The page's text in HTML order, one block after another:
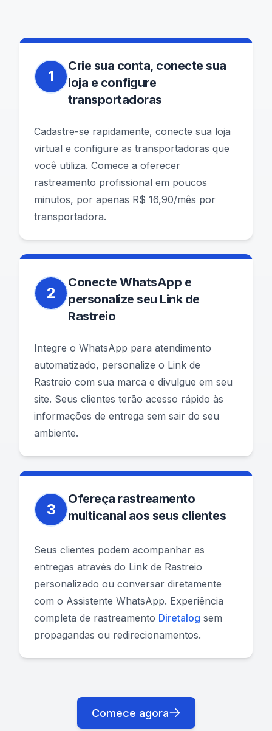
1
Crie sua conta, conecte sua
loja e configure
transportadoras
Cadastre-se rapidamente, conecte sua loja
virtual e configure as transportadoras que
você utiliza. Comece a oferecer
rastreamento profissional em poucos
minutos, por apenas R$ 16,90/mês por
transportadora.
2
Conecte WhatsApp e
personalize seu Link de
Rastreio
Integre o WhatsApp para atendimento
automatizado, personalize o Link de
Rastreio com sua marca e divulgue em seu
site. Seus clientes terão acesso rápido às
informações de entrega sem sair do seu
ambiente.
3
Ofereça rastreamento
multicanal aos seus clientes
Seus clientes podem acompanhar as
entregas através do Link de Rastreio
personalizado ou conversar diretamente
com o Assistente WhatsApp. Experiência
completa de rastreamento Diretalog sem
propagandas ou redirecionamentos.
Comece agora